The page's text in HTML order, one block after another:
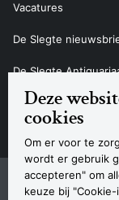
Deze
cookies
Om er voor te
wordt er gebruik
accepteren" om
keuze bij
Vacatures
De Slegte
De Slegte
Contact
Sitemap